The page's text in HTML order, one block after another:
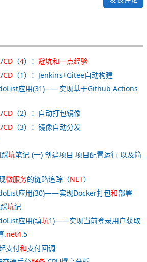
/CD （4）： 避坑和一点经验
/CD （1）：Jenkins+Gitee自动构建
应用(31)——实现基于Github Actions
/CD （2）：自动打包镜像
/CD （3）：镜像自动分发
坑笔记 (一) 创建项目 项目配置运行 以及简
微服务的链路追踪（NET）
应用(30)——实现Docker打包和部署
坑记
应用(填坑1)——实现当前登录用户获取
.net4.5
支付和支付回调